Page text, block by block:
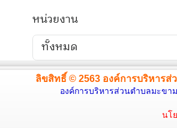
ลิขสิทธิ์ © 2563 องค์การบริหาร
องค์การบริหารส่วนตำบลมะขา
นโ